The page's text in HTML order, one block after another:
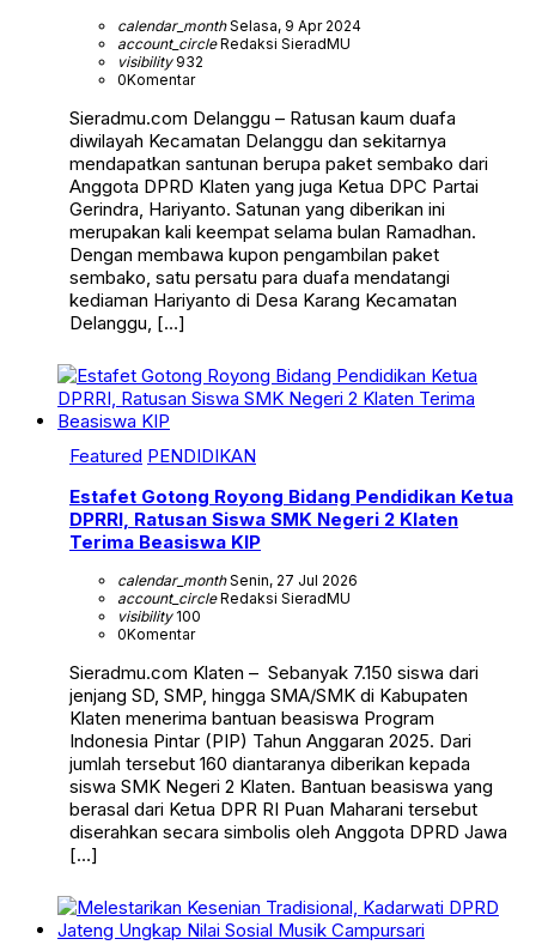
calendar_monthSelasa, 9 Apr 2024
account_circleRedaksi SieradMU
visibility932
0Komentar
Sieradmu.com Delanggu – Ratusan kaum duafa
diwilayah Kecamatan Delanggu dan sekitarnya
mendapatkan santunan berupa paket sembako dari
Anggota DPRD Klaten yang juga Ketua DPC Partai
Gerindra, Hariyanto. Satunan yang diberikan ini
merupakan kali keempat selama bulan Ramadhan.
Dengan membawa kupon pengambilan paket
sembako, satu persatu para duafa mendatangi
kediaman Hariyanto di Desa Karang Kecamatan
Delanggu, […]
Featured PENDIDIKAN
Estafet Gotong Royong Bidang Pendidikan Ketua
DPRRI, Ratusan Siswa SMK Negeri 2 Klaten
Terima Beasiswa KIP
calendar_monthSenin, 27 Jul 2026
account_circleRedaksi SieradMU
visibility100
0Komentar
Sieradmu.com Klaten – Sebanyak 7.150 siswa dari
jenjang SD, SMP, hingga SMA/SMK di Kabupaten
Klaten menerima bantuan beasiswa Program
Indonesia Pintar (PIP) Tahun Anggaran 2025. Dari
jumlah tersebut 160 diantaranya diberikan kepada
siswa SMK Negeri 2 Klaten. Bantuan beasiswa yang
berasal dari Ketua DPR RI Puan Maharani tersebut
diserahkan secara simbolis oleh Anggota DPRD Jawa
[…]